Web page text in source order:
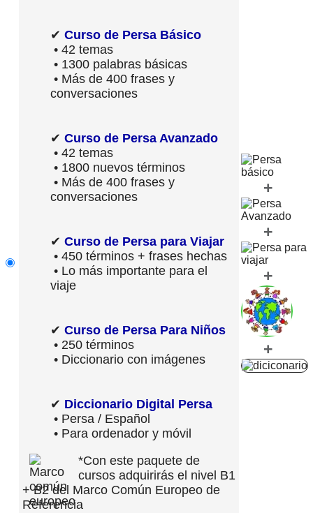
✔ Curso de Persa Básico
• 42 temas
• 1300 palabras básicas
• Más de 400 frases y
conversaciones
✔ Curso de Persa Avanzado
• 42 temas
• 1800 nuevos términos
• Más de 400 frases y
conversaciones
✔ Curso de Persa para Viajar
• 450 términos + frases hechas
• Lo más importante para el
viaje
✔ Curso de Persa Para Niños
• 250 términos
• Diccionario con imágenes
✔ Diccionario Digital Persa
• Persa / Español
• Para ordenador y móvil
*Con este paquete de
cursos adquirirás el nivel B1
+ B2 del Marco Común Europeo de
Referencia
+
+
+
+